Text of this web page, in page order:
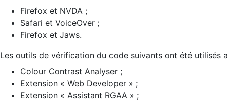
Firefox et NVDA ;
Safari et VoiceOver ;
Firefox et Jaws.
Les outils de vérification du code suivants ont été utilisés
Colour Contrast Analyser ;
Extension « Web Developer » ;
Extension « Assistant RGAA » ;